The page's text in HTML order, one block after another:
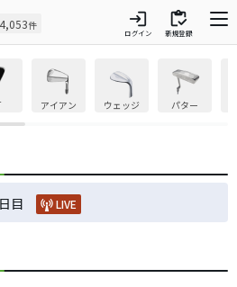
件 login
ログイン
inventory
新規登録
アイアン ウェッジ パター
目 LIVE